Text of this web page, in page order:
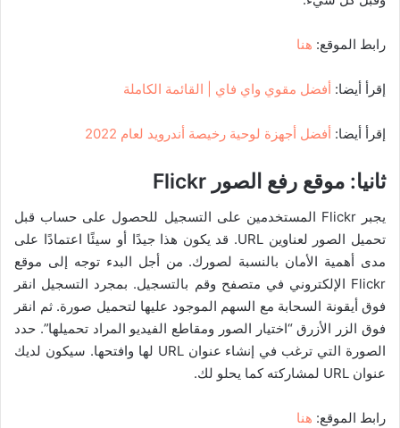
رابط الموقع: هنا
إقرأ أيضا: أفضل مقوي واي فاي | القائمة الكاملة
إقرأ أيضا: أفضل أجهزة لوحية رخيصة أندرويد لعام 2022
ثانيا: موقع رفع الصور Flickr
يجبر Flickr المستخدمين على التسجيل للحصول على حساب قبل
تحميل الصور لعناوين URL. قد يكون هذا جيدًا أو سيئًا اعتمادًا على
مدى أهمية الأمان بالنسبة لصورك. من أجل البدء توجه إلى موقع
Flickr الإلكتروني في متصفح وقم بالتسجيل. بمجرد التسجيل انقر
فوق أيقونة السحابة مع السهم الموجود عليها لتحميل صورة. ثم انقر
فوق الزر الأزرق “اختيار الصور ومقاطع الفيديو المراد تحميلها”. حدد
الصورة التي ترغب في إنشاء عنوان URL لها وافتحها. سيكون لديك
عنوان URL لمشاركته كما يحلو لك.
رابط الموقع: هنا